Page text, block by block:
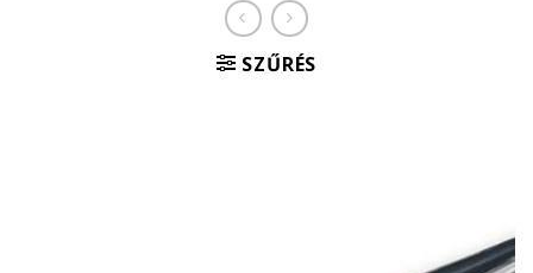
SZŰRÉS